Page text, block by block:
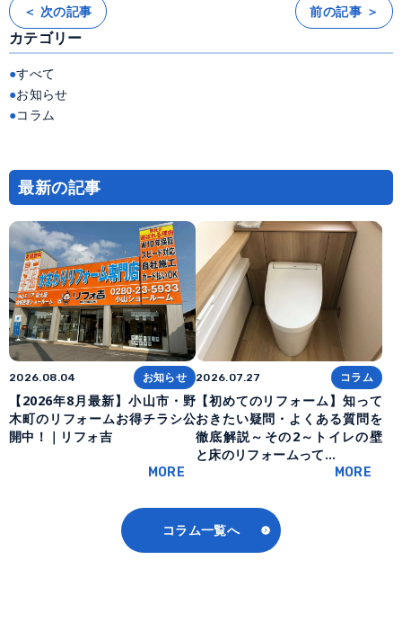
投
稿
ナ
ビ
ゲ
ー
シ
ョ
ン
＜ 次の記事 前の記事 ＞
カテゴリー
すべて
お知らせ
コラム
最新の記事
2026.08.04 お知らせ
【2026年8月最新】小山市・野
木町のリフォームお得チラシ公
開中！｜リフォ吉
MORE
2026.07.27 コラム
【初めてのリフォーム】知って
おきたい疑問・よくある質問を
徹底解説～その2～トイレの壁
と床のリフォームって…
MORE
コラム一覧へ